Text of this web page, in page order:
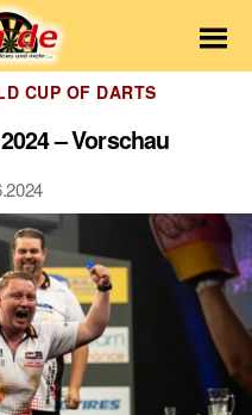
CUP OF DARTS
– Vorschau